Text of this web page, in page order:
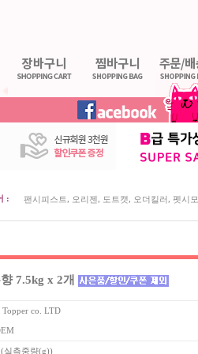
: 팬시피스트 오리젠 도트캣 오더킬러 펫시모
7.5kg x 2개
Topper co. LTD
실측중량(g))